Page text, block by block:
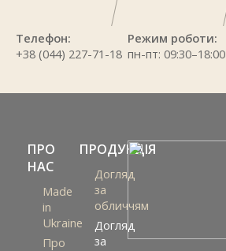
Телефон:
+38 (044) 227-71-18
Режим роботи:
пн-пт: 09:30–18:00
ПРО
НАС
Made
in
Ukraine
Про
ПРОДУКЦІЯ
Догляд
за
обличчям
Догляд
за